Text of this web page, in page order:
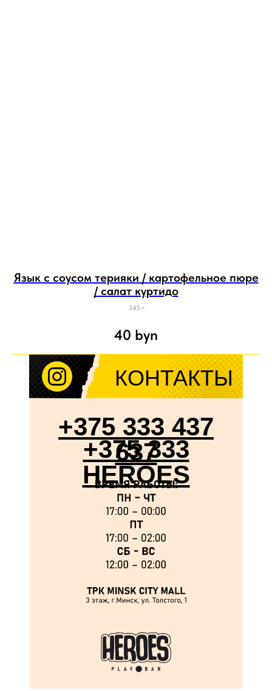
Язык с соусом терияки / картофельное пюре
/ салат куртидо
345 г
40 byn
+375 333
HEROES
+375 333 437
637
КОНТАКТЫ